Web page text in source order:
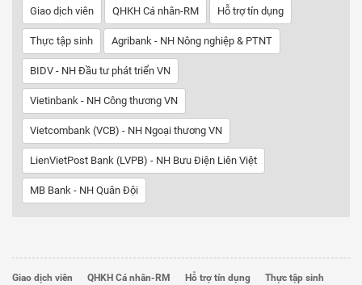
Giao dịch viên QHKH Cá nhân-RM Hỗ trợ tín dụng
Thực tập sinh Agribank - NH Nông nghiệp & PTNT
BIDV - NH Đầu tư phát triển VN
Vietinbank - NH Công thương VN
Vietcombank (VCB) - NH Ngoại thương VN
LienVietPost Bank (LVPB) - NH Bưu Điện Liên Việt
MB Bank - NH Quân Đội
Giao dịch viên QHKH Cá nhân-RM Hỗ trợ tín dụng
Thực tập sinh